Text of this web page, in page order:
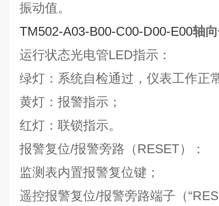
振动值。
TM502-A03-B00-C00-D00-E00轴
运行状态光电管LED指示：
绿灯：系统自检通过，仪表工作正
黄灯：报警指示；
红灯：联锁指示。
报警复位/报警旁路（RESET）：
监测表内置报警复位键；
遥控报警复位/报警旁路端子（